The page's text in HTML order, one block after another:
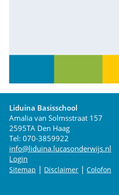
Liduina Basisschool
Amalia van Solmsstraat 157
2595TA Den Haag
Tel: 070-3859922
info@liduina.lucasonderwijs.nl
Login
Sitemap | Disclaimer |Colofon